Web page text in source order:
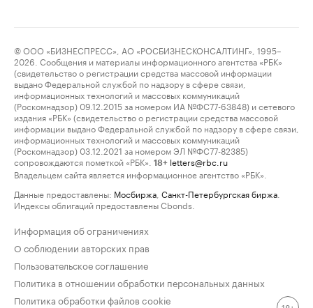
© ООО «БИЗНЕСПРЕСС», АО «РОСБИЗНЕСКОНСАЛТИНГ», 1995–
2026. Сообщения и материалы информационного агентства «РБК»
(свидетельство о регистрации средства массовой информации
выдано Федеральной службой по надзору в сфере связи,
информационных технологий и массовых коммуникаций
(Роскомнадзор) 09.12.2015 за номером ИА №ФС77-63848) и сетевого
издания «РБК» (свидетельство о регистрации средства массовой
информации выдано Федеральной службой по надзору в сфере связи,
информационных технологий и массовых коммуникаций
(Роскомнадзор) 03.12.2021 за номером ЭЛ №ФС77-82385)
сопровождаются пометкой «РБК».
18+ letters@rbc.ru
Владельцем сайта является информационное агентство «РБК».
Данные предоставлены: Мосбиржа Санкт-Петербургская биржа
Индексы облигаций предоставлены Cbonds.
Информация об ограничениях
О соблюдении авторских прав
Пользовательское соглашение
Политика в отношении обработки персональных данных
Политика обработки файлов cookie